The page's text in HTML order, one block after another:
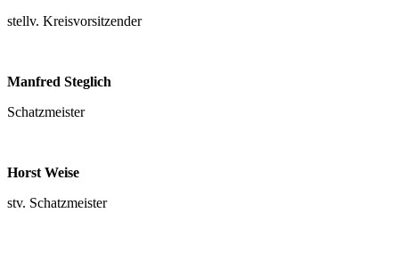
stellv. Kreisvorsitzender
Manfred Steglich
Schatzmeister
Horst Weise
stv. Schatzmeister